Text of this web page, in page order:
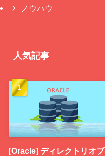
ノウハウ
人気記事
[Oracle] ディレクトリオブ